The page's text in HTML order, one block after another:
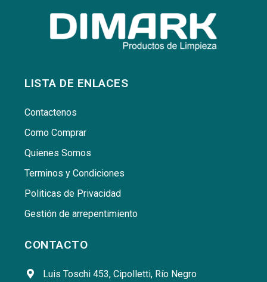
LISTA DE ENLACES
Contactenos
Como Comprar
Quienes Somos
Terminos y Condiciones
Politicas de Privacidad
Gestión de arrepentimiento
CONTACTO
Luis Toschi 453, Cipolletti, Río Negro